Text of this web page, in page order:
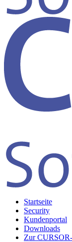
Startseite
Security
Kundenportal
Downloads
Zur